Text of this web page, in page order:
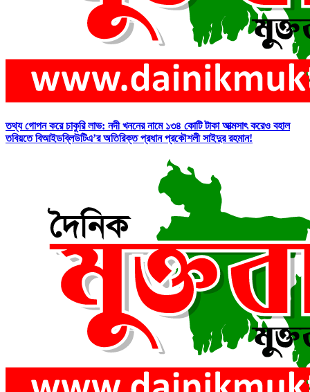
তথ্য গোপন করে চাকুরি লাভ: নদী খননের নামে ১৩৪ কোটি টাকা আত্মসাৎ করেও বহাল
তবিয়তে বিআইডব্লিউটিএ’র অতিরিক্ত প্রধান প্রকৌশলী সাইদুর রহমান!